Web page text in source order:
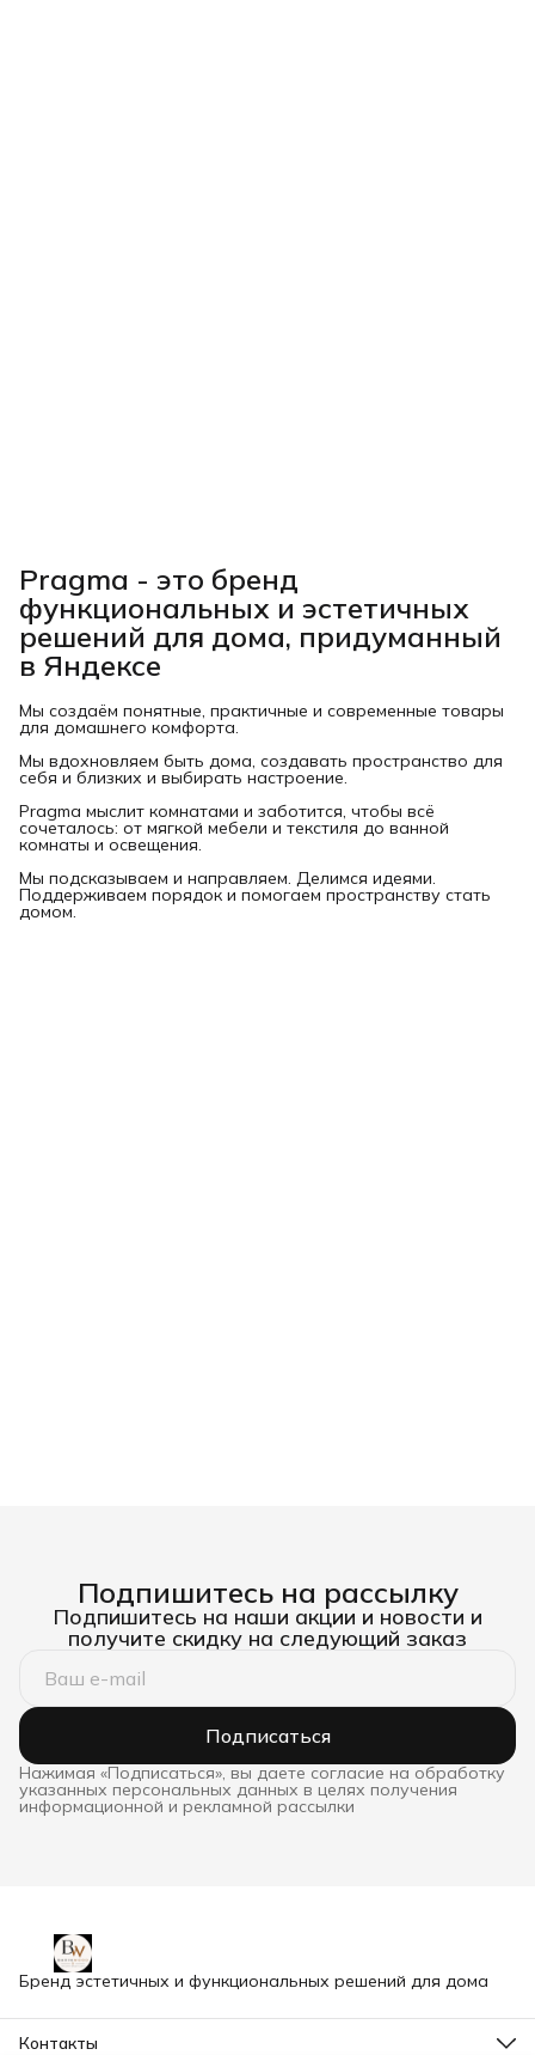
Pragma - это бренд
функциональных и эстетичных
решений для дома, придуманный
в Яндексе
Мы создаём понятные, практичные и современные товары
для домашнего комфорта.
Мы вдохновляем быть дома, создавать пространство для
себя и близких и выбирать настроение.
Pragma мыслит комнатами и заботится, чтобы всё
сочеталось: от мягкой мебели и текстиля до ванной
комнаты и освещения.
Мы подсказываем и направляем. Делимся идеями.
Поддерживаем порядок и помогаем пространству стать
домом.
Подпишитесь на рассылку
Подпишитесь на наши акции и новости и
получите скидку на следующий заказ
Подписаться
Нажимая «Подписаться», вы даете согласие на обработку
указанных персональных данных в целях получения
информационной и рекламной рассылки
Бренд эстетичных и функциональных решений для дома
Контакты